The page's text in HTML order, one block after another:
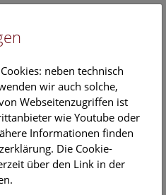
EN
und
hier
neben technisch
wir auch solche,
Webseitenzugriffen ist
wie Youtube oder
Informationen finden
Die Cookie-
über den Link in der